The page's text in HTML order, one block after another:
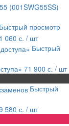
(001SWG55SS)
Быстрый просмотр
060 с. / шт
Быстрый
71 900 с. / шт
Быстрый
580 с. / шт